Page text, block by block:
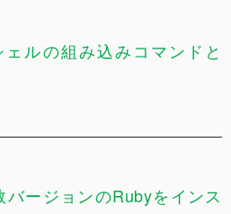
ルの組み込みコマンドと
ージョンのRubyをインス